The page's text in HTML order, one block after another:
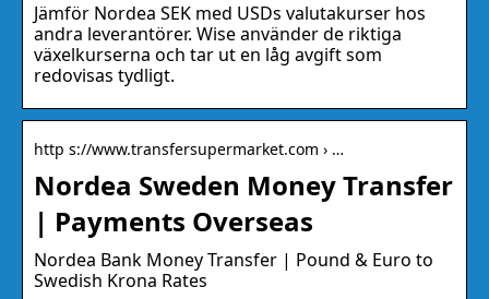
Jämför Nordea SEK med USDs valutakurser hos
andra leverantörer. Wise använder de riktiga
växelkurserna och tar ut en låg avgift som
redovisas tydligt.
http s://www.transfersupermarket.com › …
Nordea Sweden Money Transfer
| Payments Overseas
Nordea Bank Money Transfer | Pound & Euro to
Swedish Krona Rates